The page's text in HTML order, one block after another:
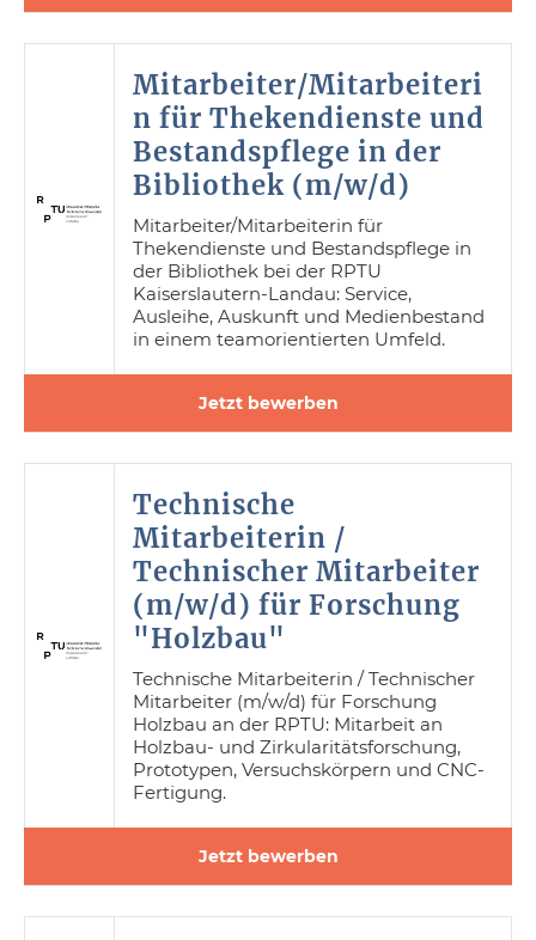
Mitarbeiter/Mitarbeiteri
n für Thekendienste und
Bestandspflege in der
Bibliothek (m/w/d)
Mitarbeiter/Mitarbeiterin für
Thekendienste und Bestandspflege in
der Bibliothek bei der RPTU
Kaiserslautern-Landau: Service,
Ausleihe, Auskunft und Medienbestand
in einem teamorientierten Umfeld.
Jetzt bewerben
Technische
Mitarbeiterin /
Technischer Mitarbeiter
(m/w/d) für Forschung
"Holzbau"
Technische Mitarbeiterin / Technischer
Mitarbeiter (m/w/d) für Forschung
Holzbau an der RPTU: Mitarbeit an
Holzbau- und Zirkularitätsforschung,
Prototypen, Versuchskörpern und CNC-
Fertigung.
Jetzt bewerben